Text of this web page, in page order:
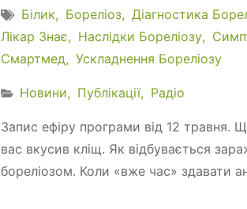
Білик Бореліоз Діагностика
Лікар Знає
Наслідки Бореліозу
Смартмед
Ускладнення Бореліозу
Новини Публікації Радіо
Запис ефіру програми від 12 травня.
вас вкусив кліщ. Як відбувається
бореліозом. Коли «вже час» здавати